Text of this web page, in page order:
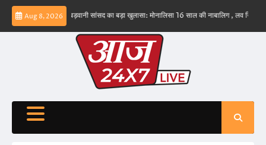
Skip
content
Aug 8, 2026
नहीं – ईरान बड़वानी सांसद का बड़ा खुलासा: मोनालिसा 16 साल की नाबालिग , लव जिहाद के